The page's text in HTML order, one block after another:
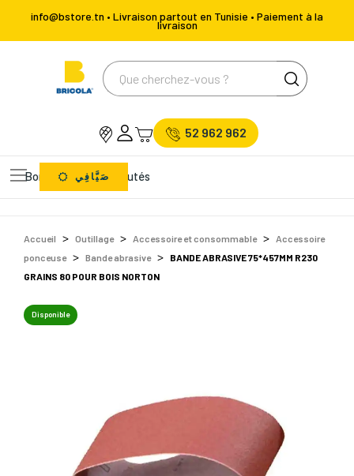
info@bstore.tn • Livraison partout en Tunisie • Paiement à la
livraison
52 962 962
Bons Plans Nouveautés
صَيَّافِي
Accueil Outillage Accessoire et consommable
Accessoire
ponceuse
Bande abrasive
BANDE ABRASIVE 75*457MM R230
GRAINS 80 POUR BOIS NORTON
Disponible